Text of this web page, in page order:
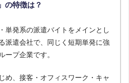
の特徴は？
単発系の派遣バイトをメインとし
派遣会社で、同じく短期単発に強
ープ企業です。
め、接客・オフィスワーク・キャ